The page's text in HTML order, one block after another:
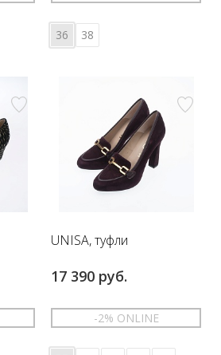
36 38
UNISA, туфли
17 390 руб.
-2% ONLINE